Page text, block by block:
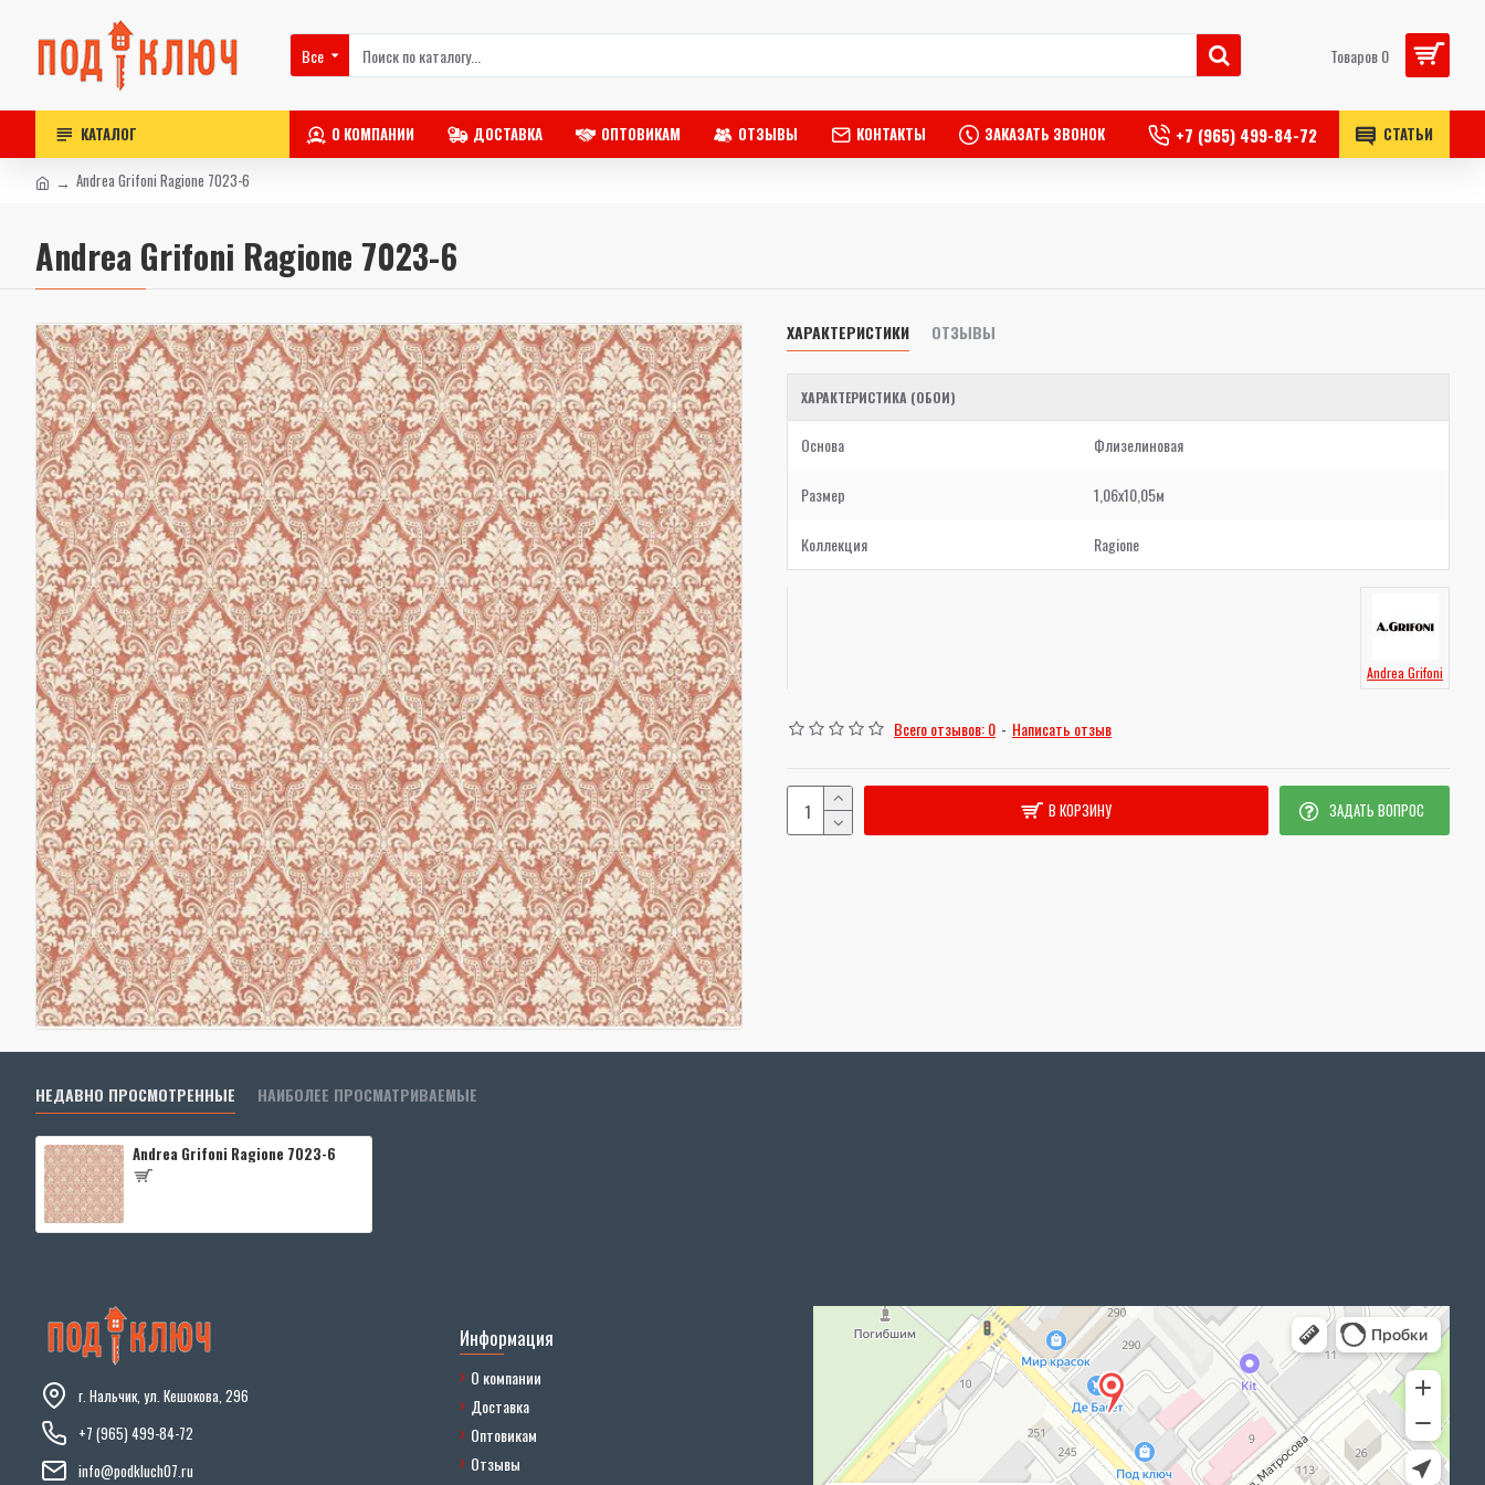
Все Товаров 0
КАТАЛОГ О КОМПАНИИ ДОСТАВКА ОПТОВИКАМ ОТЗЫВЫ КОНТАКТЫ ЗАКАЗАТЬ ЗВОНОК +7 (965) 499-84-72 СТАТЬИ
Andrea Grifoni Ragione 7023-6
Andrea Grifoni Ragione 7023-6
ХАРАКТЕРИСТИКИ ОТЗЫВЫ
ХАРАКТЕРИСТИКА (ОБОИ)
Основа Флизелиновая
Размер 1,06x10,05м
Коллекция Ragione
Andrea Grifoni
Всего отзывов: 0 - Написать отзыв
В КОРЗИНУ ЗАДАТЬ ВОПРОС
НЕДАВНО ПРОСМОТРЕННЫЕ НАИБОЛЕЕ ПРОСМАТРИВАЕМЫЕ
Andrea Grifoni Ragione 7023-6
г. Нальчик, ул. Кешокова, 296
+7 (965) 499-84-72
info@podkluch07.ru
Информация
О компании
Доставка
Оптовикам
Отзывы